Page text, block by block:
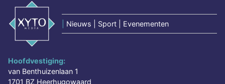
Nieuws | Sport | Evenementen
Hoofdvestiging:
van Benthuizenlaan 1
1701 BZ Heerhugowaard